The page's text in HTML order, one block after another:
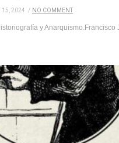
15, 2024 / NO COMMENT
y Anarquismo.Francisco